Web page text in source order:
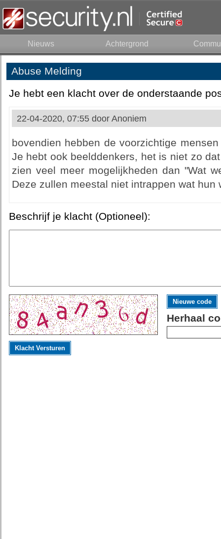
Nieuws Achtergrond
Abuse Melding
Je hebt een klacht over de onderstaande
22-04-2020, 07:55 door Anoniem
bovendien hebben de voorzichtige
Je hebt ook beelddenkers, het is niet zo
zien veel meer mogelijkheden dan "Wat
Deze zullen meestal niet intrappen wat hun
Beschrijf je klacht (Optioneel):
Nieuwe code
Herhaal
Klacht Versturen